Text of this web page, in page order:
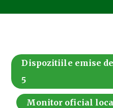
Dispozitiile emise
5
Monitor oficial